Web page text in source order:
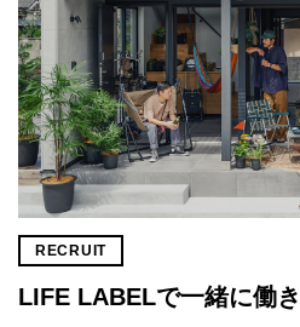
RECRUIT
LIFE LABELで一緒に働